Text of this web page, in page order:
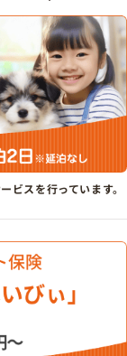
ビスを行っています。